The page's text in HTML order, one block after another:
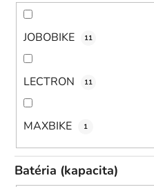
JOBOBIKE 11
LECTRON 11
MAXBIKE 1
Batéria (kapacita)